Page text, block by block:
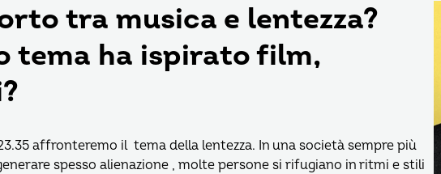
tra musica e lentezza?
tema ha ispirato film,
affronteremo il tema della lentezza. In una società sempre più
spesso alienazione , molte persone si rifugiano in ritmi e stili